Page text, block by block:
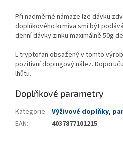
Při nadměrné námaze lze dávku
doplňkového krmiva smí být
denní dávky zinku maximálně 50g
L-tryptofan obsažený v tomto
pozitivní dopingový nález.
lhůtu.
Doplňkové parametry
Kategorie: Výživové doplňky,
EAN: 4037877101215